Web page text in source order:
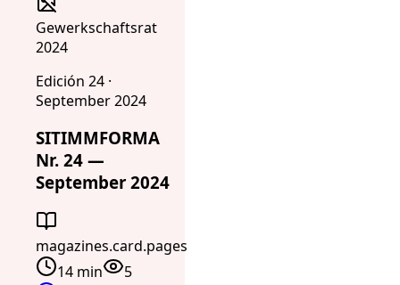
Gewerkschaftsrat
2024
Edición 24 ·
September 2024
SITIMMFORMA
Nr. 24 —
September 2024
magazines.card.pages
14 min
5